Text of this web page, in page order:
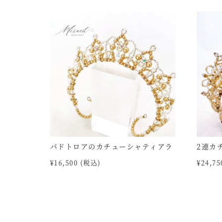
パドトロアのカチューシャティアラ
¥16,500 (税込)
2連カ
¥